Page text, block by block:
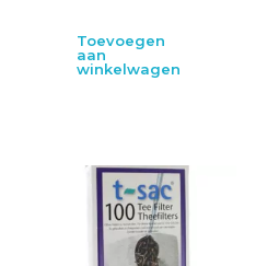
Toevoegen
aan
winkelwagen